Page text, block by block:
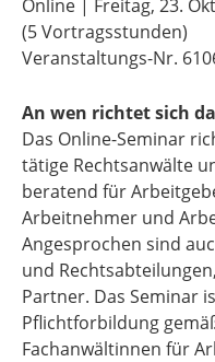
Online | Freitag, 23.
(5 Vortragsstunden)
Veranstaltungs-Nr.
An wen richtet sich
Das Online-Seminar
tätige Rechtsanwälte
beratend für
Arbeitnehmer und
Angesprochen sind
und
Partner. Das Seminar
Pflichtforbildung
Fachanwältinnen für